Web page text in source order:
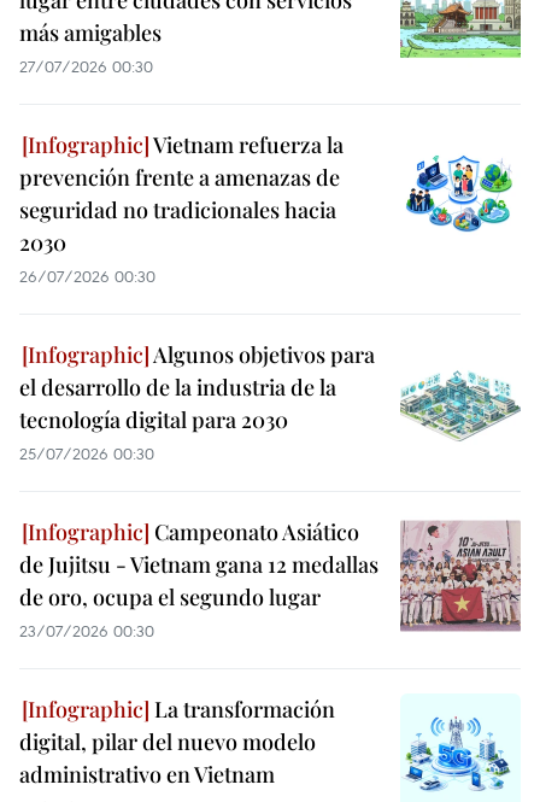
más amigables
27/07/2026 00:30
Vietnam refuerza la
prevención frente a amenazas de
seguridad no tradicionales hacia
2030
26/07/2026 00:30
Algunos objetivos para
el desarrollo de la industria de la
tecnología digital para 2030
25/07/2026 00:30
Campeonato Asiático
de Jujitsu - Vietnam gana 12 medallas
de oro, ocupa el segundo lugar
23/07/2026 00:30
La transformación
digital, pilar del nuevo modelo
administrativo en Vietnam